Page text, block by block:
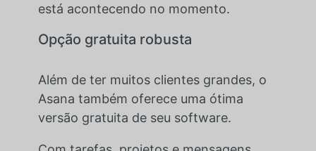
está acontecendo no momento.
Opção gratuita robusta
Além de ter muitos clientes grandes, o
Asana também oferece uma ótima
versão gratuita de seu software.